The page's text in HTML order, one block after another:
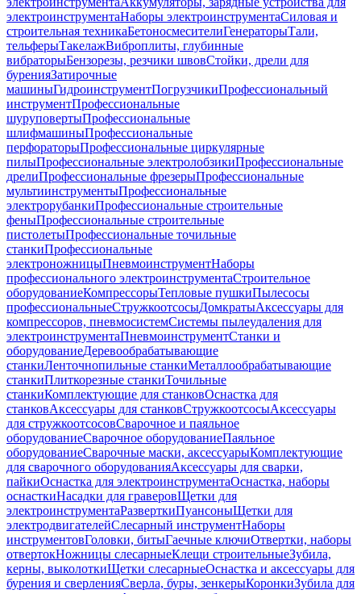
электроинструментаНаборы электроинструментаСиловая и
строительная техникаБетоносмесителиГенераторыТали,
тельферыТакелажВиброплиты, глубинные
вибраторыБензорезы, резчики швовСтойки, дрели для
буренияЗатирочные
машиныГидроинструментПогрузчикиПрофессиональный
инструментПрофессиональные
шуруповертыПрофессиональные
шлифмашиныПрофессиональные
перфораторыПрофессиональные циркулярные
пилыПрофессиональные электролобзикиПрофессиональные
дрелиПрофессиональные фрезерыПрофессиональные
мультиинструментыПрофессиональные
электрорубанкиПрофессиональные строительные
феныПрофессиональные строительные
пистолетыПрофессиональные точильные
станкиПрофессиональные
электроножницыПневмоинструментНаборы
профессионального электроинструментаСтроительное
оборудованиеКомпрессорыТепловые пушкиПылесосы
профессиональныеСтружкоотсосыДомкратыАксессуары для
компрессоров, пневмосистемСистемы пылеудаления для
электроинструментаПневмоинструментСтанки и
оборудованиеДеревообрабатывающие
станкиЛенточнопильные станкиМеталлообрабатывающие
станкиПлиткорезные станкиТочильные
станкиКомплектующие для станковОснастка для
станковАксессуары для станковСтружкоотсосыАксессуары
для стружкоотсосовСварочное и паяльное
оборудованиеСварочное оборудованиеПаяльное
оборудованиеСварочные маски, аксессуарыКомплектующие
для сварочного оборудованияАксессуары для сварки,
пайкиОснастка для электроинструментаОснастка, наборы
оснасткиНасадки для граверовЩетки для
электроинструментаРазверткиПуансоныЩетки для
электродвигателейСлесарный инструментНаборы
инструментовГоловки, битыГаечные ключиОтвертки, наборы
отвертокНожницы слесарныеКлещи строительныеЗубила,
керны, выколоткиЩетки слесарныеОснастка и аксессуары для
бурения и сверленияСверла, буры, зенкерыКоронкиЗубила для